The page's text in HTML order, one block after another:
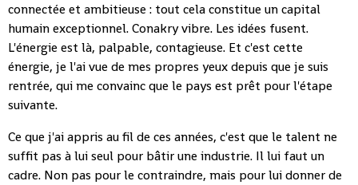
connectée et ambitieuse : tout cela constitue un capital
humain exceptionnel. Conakry vibre. Les idées fusent.
L'énergie est là, palpable, contagieuse. Et c'est cette
énergie, je l'ai vue de mes propres yeux depuis que je suis
rentrée, qui me convainc que le pays est prêt pour l'étape
suivante.
Ce que j'ai appris au fil de ces années, c'est que le talent ne
suffit pas à lui seul pour bâtir une industrie. Il lui faut un
cadre. Non pas pour le contraindre, mais pour lui donner de